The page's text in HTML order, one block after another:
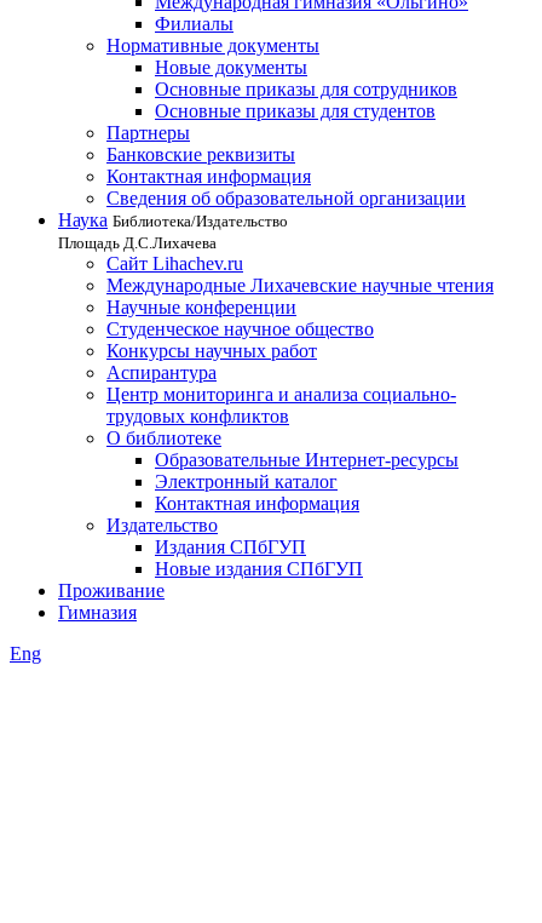
Филиалы
Нормативные документы
Новые документы
Основные приказы для сотрудников
Основные приказы для студентов
Партнеры
Банковские реквизиты
Контактная информация
Сведения об образовательной организации
Наука Библиотека/Издательство
Площадь Д.С.Лихачева
Сайт Lihachev.ru
Международные Лихачевские научные чтения
Научные конференции
Студенческое научное общество
Конкурсы научных работ
Аспирантура
Центр мониторинга и анализа социально-
трудовых конфликтов
О библиотеке
Образовательные Интернет-ресурсы
Электронный каталог
Контактная информация
Издательство
Издания СПбГУП
Новые издания СПбГУП
Проживание
Гимназия
Eng